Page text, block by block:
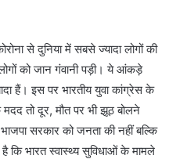
से दुनिया में सबसे ज्यादा लोगों की
को जान गंवानी पड़ी। ये आंकड़े
हैं। इस पर भारतीय युवा कांग्रेस के
मदद तो दूर, मौत पर भी झूठ बोलने
सरकार को जनता की नहीं बल्कि
कि भारत स्वास्थ्य सुविधाओं के मामले